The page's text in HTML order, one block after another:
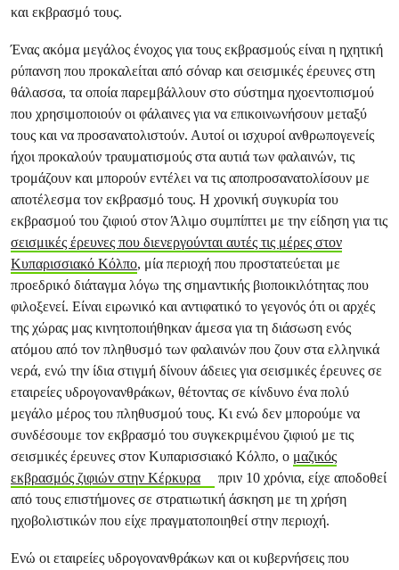
και εκβρασμό τους.
Ένας ακόμα μεγάλος ένοχος για τους εκβρασμούς είναι η ηχητική
ρύπανση που προκαλείται από σόναρ και σεισμικές έρευνες στη
θάλασσα, τα οποία παρεμβάλλουν στο σύστημα ηχοεντοπισμού
που χρησιμοποιούν οι φάλαινες για να επικοινωνήσουν μεταξύ
τους και να προσανατολιστούν. Αυτοί οι ισχυροί ανθρωπογενείς
ήχοι προκαλούν τραυματισμούς στα αυτιά των φαλαινών, τις
τρομάζουν και μπορούν εντέλει να τις αποπροσανατολίσουν με
αποτέλεσμα τον εκβρασμό τους. Η χρονική συγκυρία του
εκβρασμού του ζιφιού στον Άλιμο συμπίπτει με την είδηση για τις
σεισμικές έρευνες που διενεργούνται αυτές τις μέρες στον
Κυπαρισσιακό Κόλπο, μία περιοχή που προστατεύεται με
προεδρικό διάταγμα λόγω της σημαντικής βιοποικιλότητας που
φιλοξενεί. Είναι ειρωνικό και αντιφατικό το γεγονός ότι οι αρχές
της χώρας μας κινητοποιήθηκαν άμεσα για τη διάσωση ενός
ατόμου από τον πληθυσμό των φαλαινών που ζουν στα ελληνικά
νερά, ενώ την ίδια στιγμή δίνουν άδειες για σεισμικές έρευνες σε
εταιρείες υδρογονανθράκων, θέτοντας σε κίνδυνο ένα πολύ
μεγάλο μέρος του πληθυσμού τους. Κι ενώ δεν μπορούμε να
συνδέσουμε τον εκβρασμό του συγκεκριμένου ζιφιού με τις
σεισμικές έρευνες στον Κυπαρισσιακό Κόλπο, ο μαζικός
εκβρασμός ζιφιών στην Κέρκυρα
πριν 10 χρόνια, είχε αποδοθεί
από τους επιστήμονες σε στρατιωτική άσκηση με τη χρήση
ηχοβολιστικών που είχε πραγματοποιηθεί στην περιοχή.
Ενώ οι εταιρείες υδρογονανθράκων και οι κυβερνήσεις που